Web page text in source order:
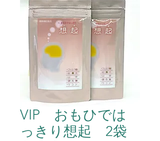
VIP おもひでは
っきり想起 2袋